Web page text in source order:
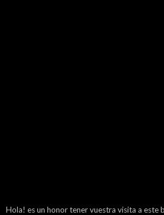
Hola! es un honor tener vuestra visita a este